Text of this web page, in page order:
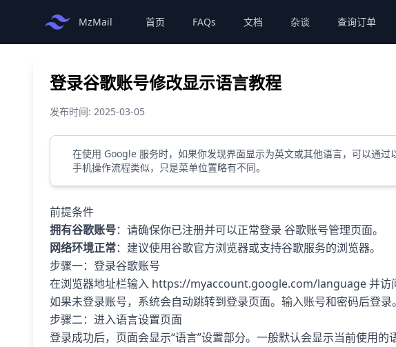
MzMail 首页 FAQs 文档 杂谈 查询订单
登录谷歌账号修改显示语言教程
发布时间: 2025-03-05
在使用 Google 服务时，如果你发现界面显示为英文或其他语言，可以通过
手机操作流程类似，只是菜单位置略有不同。
前提条件
拥有谷歌账号：请确保你已注册并可以正常登录 谷歌账号管理页面。
网络环境正常：建议使用谷歌官方浏览器或支持谷歌服务的浏览器。
步骤一：登录谷歌账号
在浏览器地址栏输入 https://myaccount.google.com/language 并访
如果未登录账号，系统会自动跳转到登录页面。输入账号和密码后登录。
步骤二：进入语言设置页面
登录成功后，页面会显示“语言”设置部分。一般默认会显示当前使用的